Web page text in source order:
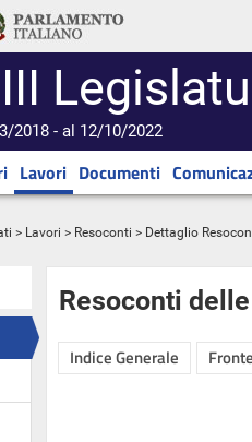
2018 - al 12/10/2022
Lavori Documenti
> Lavori > Resoconti > Dettaglio
Resoconti
Indice Generale